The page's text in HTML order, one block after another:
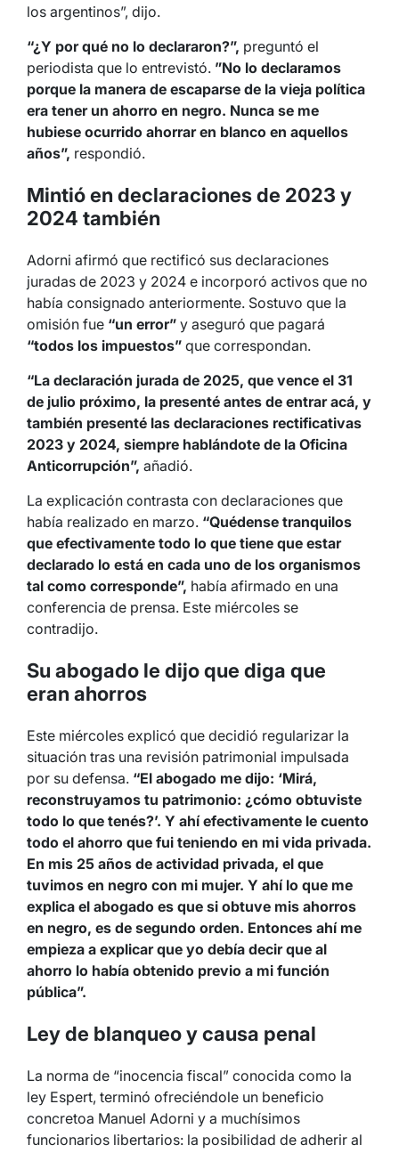
los argentinos”, dijo.
“¿Y por qué no lo declararon?”, preguntó el
periodista que lo entrevistó. ”No lo declaramos
porque la manera de escaparse de la vieja política
era tener un ahorro en negro. Nunca se me
hubiese ocurrido ahorrar en blanco en aquellos
años”, respondió.
Mintió en declaraciones de 2023 y
2024 también
Adorni afirmó que rectificó sus declaraciones
juradas de 2023 y 2024 e incorporó activos que no
había consignado anteriormente. Sostuvo que la
omisión fue “un error” y aseguró que pagará
“todos los impuestos” que correspondan.
“La declaración jurada de 2025, que vence el 31
de julio próximo, la presenté antes de entrar acá, y
también presenté las declaraciones rectificativas
2023 y 2024, siempre hablándote de la Oficina
Anticorrupción”, añadió.
La explicación contrasta con declaraciones que
había realizado en marzo. “Quédense tranquilos
que efectivamente todo lo que tiene que estar
declarado lo está en cada uno de los organismos
tal como corresponde”, había afirmado en una
conferencia de prensa. Este miércoles se
contradijo.
Su abogado le dijo que diga que
eran ahorros
Este miércoles explicó que decidió regularizar la
situación tras una revisión patrimonial impulsada
por su defensa. “El abogado me dijo: ‘Mirá,
reconstruyamos tu patrimonio: ¿cómo obtuviste
todo lo que tenés?’. Y ahí efectivamente le cuento
todo el ahorro que fui teniendo en mi vida privada.
En mis 25 años de actividad privada, el que
tuvimos en negro con mi mujer. Y ahí lo que me
explica el abogado es que si obtuve mis ahorros
en negro, es de segundo orden. Entonces ahí me
empieza a explicar que yo debía decir que al
ahorro lo había obtenido previo a mi función
pública”.
Ley de blanqueo y causa penal
La norma de “inocencia fiscal” conocida como la
ley Espert, terminó ofreciéndole un beneficio
concretoa Manuel Adorni y a muchísimos
funcionarios libertarios: la posibilidad de adherir al